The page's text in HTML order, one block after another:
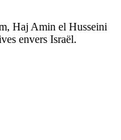
Haj Amin el Husseini
envers Israël.